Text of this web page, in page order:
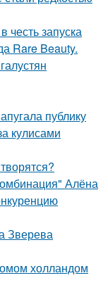
честь запуска
Rare Beauty.
публику
кулисами
Алёна
Зверева
холландом